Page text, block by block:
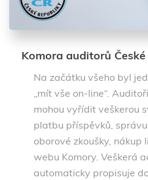
Komora auditorů
Na začátku všeho byl
„mít vše on-line“.
mohou vyřídit veškerou
platbu příspěvků,
oborové zkoušky,
webu Komory. Veškerá
automaticky propisuje